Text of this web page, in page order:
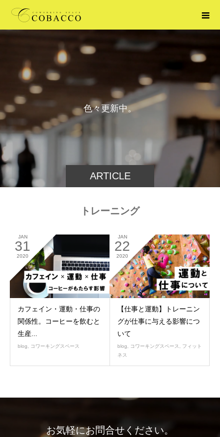
ARTICLE
色々 更新中。
トレーニング
JAN
31
2020
カフェイン・運動・仕事の
関係性。コーヒーを飲むと
生産...
blog, コワーキングスペース
JAN
22
2020
【仕事と運動】トレーニン
グが仕事に与える影響につ
いて
blog, コワーキングスペース, フィット
ネス
お気軽にお問合せください。